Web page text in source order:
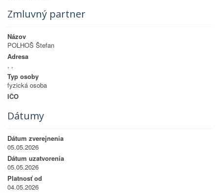
Zmluvný partner
Názov
POLHOŠ Štefan
Adresa
, ,
Typ osoby
fyzická osoba
IČO
Dátumy
Dátum zverejnenia
05.05.2026
Dátum uzatvorenia
05.05.2026
Platnosť od
04.05.2026